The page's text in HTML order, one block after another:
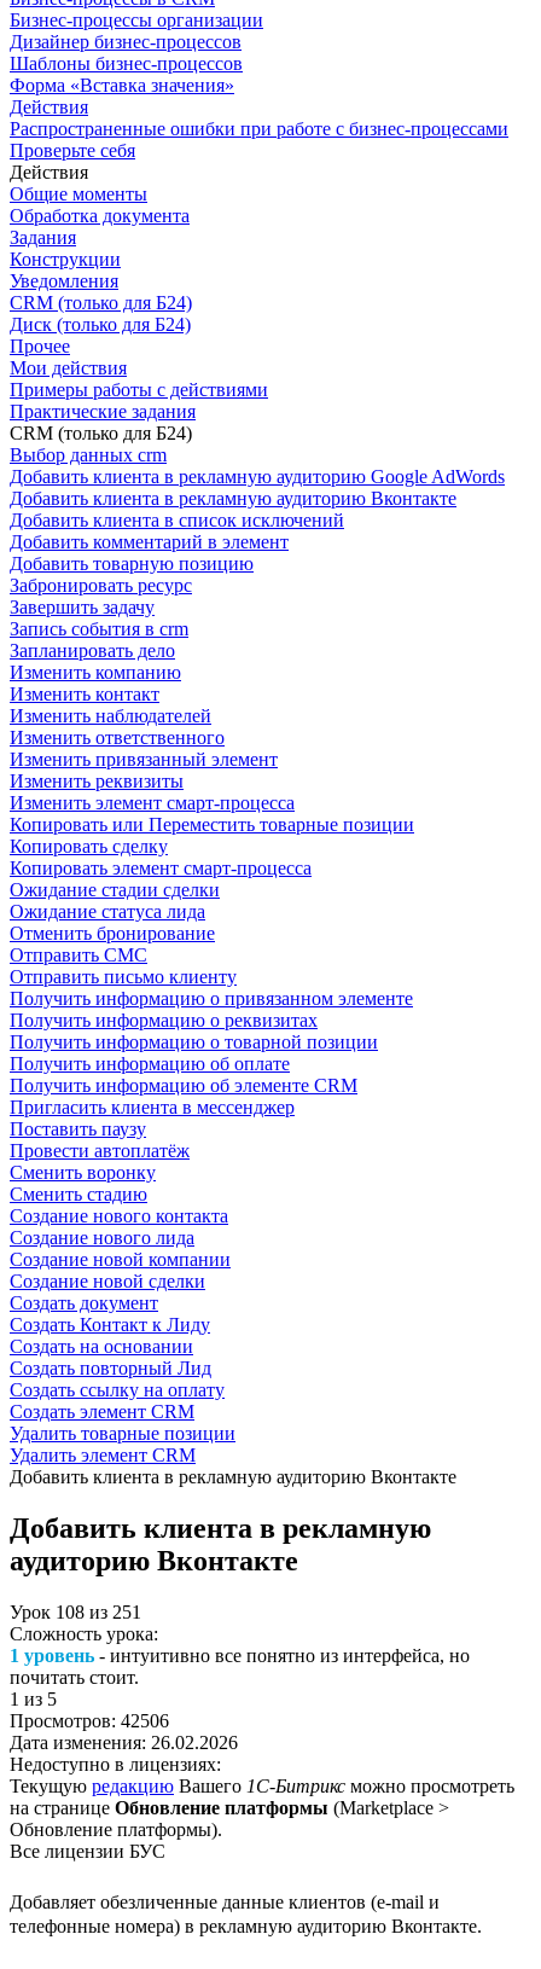
Бизнес-процессы организации
Дизайнер бизнес-процессов
Шаблоны бизнес-процессов
Форма «Вставка значения»
Действия
Распространенные ошибки при работе с бизнес-процессами
Проверьте себя
Действия
Общие моменты
Обработка документа
Задания
Конструкции
Уведомления
CRM (только для Б24)
Диск (только для Б24)
Прочее
Мои действия
Примеры работы с действиями
Практические задания
CRM (только для Б24)
Выбор данных crm
Добавить клиента в рекламную аудиторию Google AdWords
Добавить клиента в рекламную аудиторию Вконтакте
Добавить клиента в список исключений
Добавить комментарий в элемент
Добавить товарную позицию
Забронировать ресурс
Завершить задачу
Запись события в crm
Запланировать дело
Изменить компанию
Изменить контакт
Изменить наблюдателей
Изменить ответственного
Изменить привязанный элемент
Изменить реквизиты
Изменить элемент смарт-процесса
Копировать или Переместить товарные позиции
Копировать сделку
Копировать элемент смарт-процесса
Ожидание стадии сделки
Ожидание статуса лида
Отменить бронирование
Отправить СМС
Отправить письмо клиенту
Получить информацию о привязанном элементе
Получить информацию о реквизитах
Получить информацию о товарной позиции
Получить информацию об оплате
Получить информацию об элементе CRM
Пригласить клиента в мессенджер
Поставить паузу
Провести автоплатёж
Сменить воронку
Сменить стадию
Создание нового контакта
Создание нового лида
Создание новой компании
Создание новой сделки
Создать документ
Создать Контакт к Лиду
Создать на основании
Создать повторный Лид
Создать ссылку на оплату
Создать элемент CRM
Удалить товарные позиции
Удалить элемент CRM
Добавить клиента в рекламную аудиторию Вконтакте
Добавить клиента в рекламную
аудиторию Вконтакте
Урок 108 из 251
Сложность урока:
1 уровень - интуитивно все понятно из интерфейса, но
почитать стоит.
1 из 5
Просмотров: 42506
Дата изменения: 26.02.2026
Недоступно в лицензиях:
Текущую редакцию Вашего 1С-Битрикс можно просмотреть
на странице Обновление платформы (Marketplace >
Обновление платформы).
Все лицензии БУС
Добавляет обезличенные данные клиентов (e-mail и
телефонные номера) в рекламную аудиторию Вконтакте.